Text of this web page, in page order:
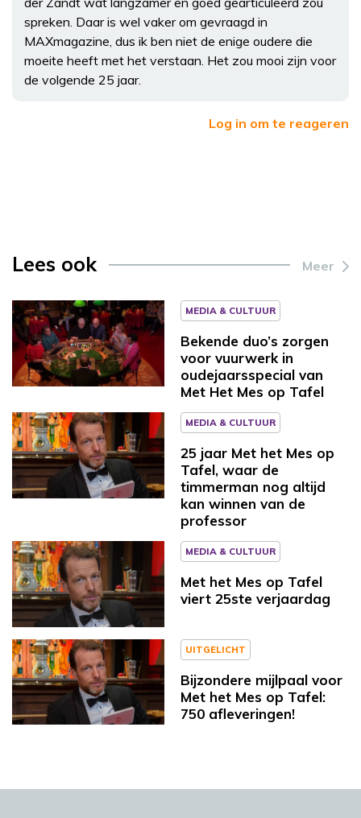
spreken. Daar is wel vaker om gevraagd in
MAXmagazine, dus ik ben niet de enige oudere die
moeite heeft met het verstaan. Het zou mooi zijn voor
de volgende 25 jaar.
Log in om te reageren
Lees ook Meer
MEDIA & CULTUUR
Bekende duo’s zorgen
voor vuurwerk in
oudejaarsspecial van
Met Het Mes op Tafel
MEDIA & CULTUUR
25 jaar Met het Mes op
Tafel, waar de
timmerman nog altijd
kan winnen van de
professor
MEDIA & CULTUUR
Met het Mes op Tafel
viert 25ste verjaardag
UITGELICHT
Bijzondere mijlpaal voor
Met het Mes op Tafel:
750 afleveringen!